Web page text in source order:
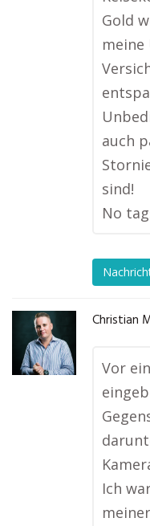
Gold
auch
sind!
No
Christian
Vor
Ich